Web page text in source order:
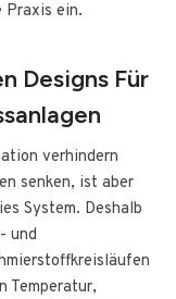
Praxis ein.
Designs Für
verhindern
senken, ist aber
System. Deshalb
und
Temperatur,